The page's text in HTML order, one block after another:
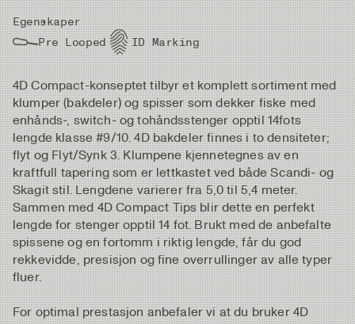
Egenskaper
Pre Looped
ID Marking
4D Compact-konseptet tilbyr et komplett sortiment med
klumper (bakdeler) og spisser som dekker fiske med
enhånds-, switch- og tohåndsstenger opptil 14fots
lengde klasse #9/10. 4D bakdeler finnes i to densiteter;
flyt og Flyt/Synk 3. Klumpene kjennetegnes av en
kraftfull tapering som er lettkastet ved både Scandi- og
Skagit stil. Lengdene varierer fra 5,0 til 5,4 meter.
Sammen med 4D Compact Tips blir dette en perfekt
lengde for stenger opptil 14 fot. Brukt med de anbefalte
spissene og en fortomm i riktig lengde, får du god
rekkevidde, presisjon og fine overrullinger av alle typer
fluer.
For optimal prestasjon anbefaler vi at du bruker 4D